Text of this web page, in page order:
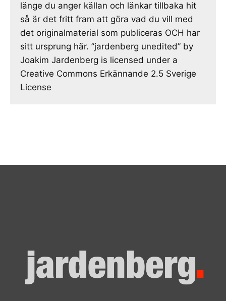
länge du anger källan och länkar tillbaka hit
så är det fritt fram att göra vad du vill med
det originalmaterial som publiceras OCH har
sitt ursprung här. ”jardenberg unedited” by
Joakim Jardenberg is licensed under a
Creative Commons Erkännande 2.5 Sverige
License